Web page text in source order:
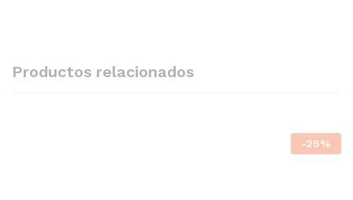
Productos relacionados
-25%